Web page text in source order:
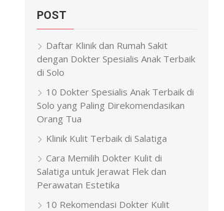
POST
Daftar Klinik dan Rumah Sakit
dengan Dokter Spesialis Anak Terbaik
di Solo
10 Dokter Spesialis Anak Terbaik di
Solo yang Paling Direkomendasikan
Orang Tua
Klinik Kulit Terbaik di Salatiga
Cara Memilih Dokter Kulit di
Salatiga untuk Jerawat Flek dan
Perawatan Estetika
10 Rekomendasi Dokter Kulit